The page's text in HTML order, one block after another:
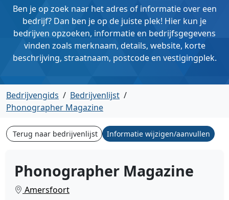
Ben je op zoek naar het adres of informatie over een
bedrijf? Dan ben je op de juiste plek! Hier kun je
bedrijven opzoeken, informatie en bedrijfsgegevens
vinden zoals merknaam, details, website, korte
beschrijving, straatnaam, postcode en vestigingplek.
Bedrijvengids / Bedrijvenlijst /
Phonographer Magazine
Terug naar bedrijvenlijst Informatie wijzigen/aanvullen
Phonographer Magazine
Amersfoort